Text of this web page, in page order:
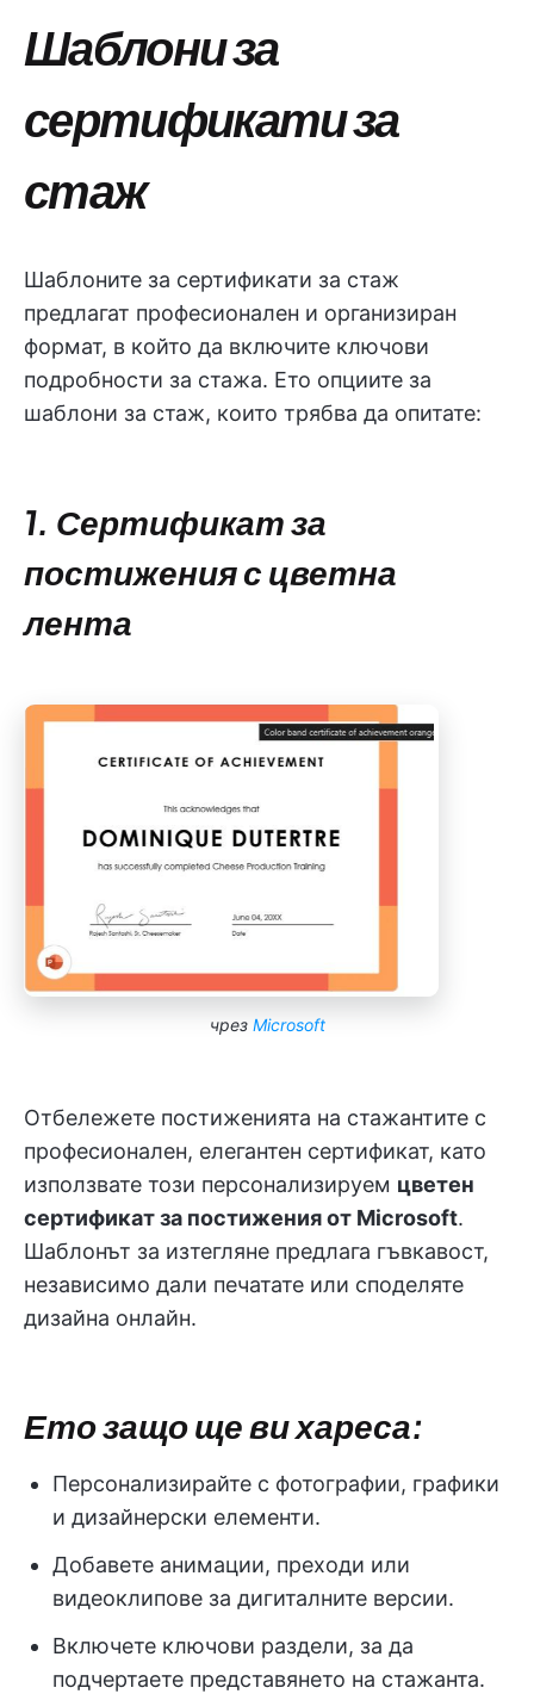
Шаблони за
сертификати за
стаж
Шаблоните за сертификати за стаж
предлагат професионален и организиран
формат, в който да включите ключови
подробности за стажа. Ето опциите за
шаблони за стаж, които трябва да опитате:
1. Сертификат за
постижения с цветна
лента
чрез Microsoft
Отбележете постиженията на стажантите с
професионален, елегантен сертификат, като
използвате този персонализируем цветен
сертификат за постижения от Microsoft.
Шаблонът за изтегляне предлага гъвкавост,
независимо дали печатате или споделяте
дизайна онлайн.
Ето защо ще ви хареса:
Персонализирайте с фотографии, графики
и дизайнерски елементи.
Добавете анимации, преходи или
видеоклипове за дигиталните версии.
Включете ключови раздели, за да
подчертаете представянето на стажанта.